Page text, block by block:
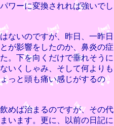
ワーに変換されれば強いでし
ないのですが、昨日、一昨日
が影響をしたのか、鼻炎の症
。下を向くだけで垂れそうに
いくしゃみ、そして何よりも
っと頭も痛い感じがするの
めば治まるのですが、その代
います。更に、以前の日記に